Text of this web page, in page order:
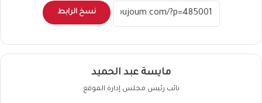
نسخ الرابط
مايسة عبد الحميد
نائب رئيس مجلس إدارة الموقع